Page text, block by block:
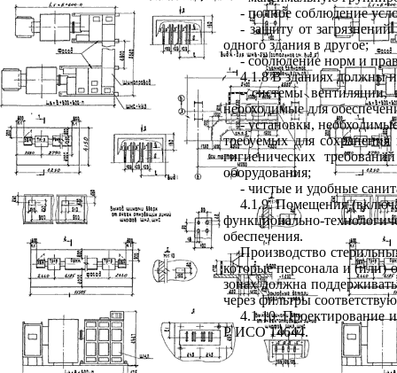
- полное соблюдение
- защиту от
одного здания в другое;
- соблюдение норм и
4.1.8 В зданиях должны
- системы вентиляции,
необходимые для
- установки,
требуемых для сохранения
гигиенических
оборудования;
- чистые и удобные
4.1.9.Помещения
функционально-
обеспечения.
Производство
которые персонала и (или)
зонах должна
через фильтры
4.1.10.Проектирование
Р ИСО 14644.